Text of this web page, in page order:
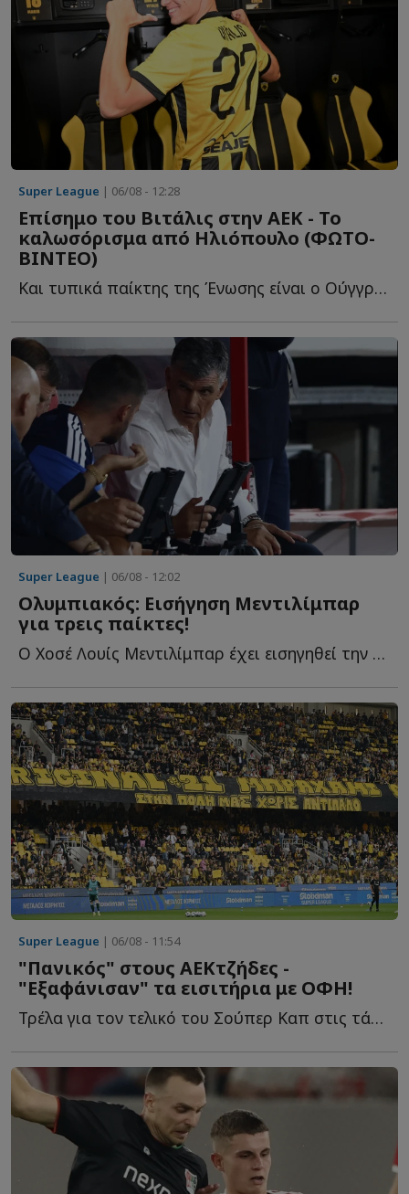
Super League | 06/08 - 12:28
Επίσημο του Βιτάλις στην ΑΕΚ - Το
καλωσόρισμα από Ηλιόπουλο (ΦΩΤΟ-
ΒΙΝΤΕΟ)
Και τυπικά παίκτης της Ένωσης είναι ο Ούγγρος χαφ, αφού α...
Super League | 06/08 - 12:02
Ολυμπιακός: Εισήγηση Μεντιλίμπαρ
για τρεις παίκτες!
Ο Χοσέ Λουίς Μεντιλίμπαρ έχει εισηγηθεί την απόκτηση τ...
Super League | 06/08 - 11:54
"Πανικός" στους ΑΕΚτζήδες -
"Εξαφάνισαν" τα εισιτήρια με ΟΦΗ!
Τρέλα για τον τελικό του Σούπερ Καπ στις τάξεις τ...